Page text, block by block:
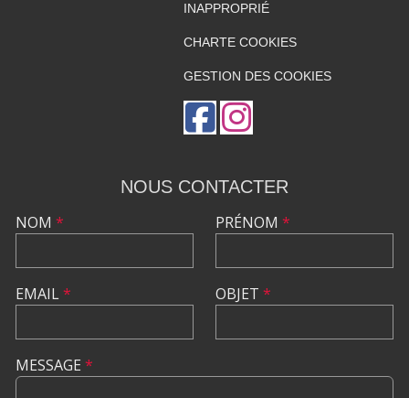
INAPPROPRIÉ
CHARTE COOKIES
GESTION DES COOKIES
NOUS CONTACTER
NOM *
EMAIL*
PRÉNOM *
OBJET *
MESSAGE *